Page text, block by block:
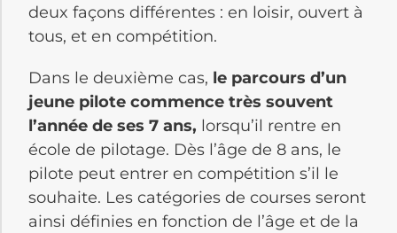
deux façons différentes : en loisir, ouvert à
tous, et en compétition.
Dans le deuxième cas, le parcours d’un
jeune pilote commence très souvent
l’année de ses 7 ans, lorsqu’il rentre en
école de pilotage. Dès l’âge de 8 ans, le
pilote peut entrer en compétition s’il le
souhaite. Les catégories de courses seront
ainsi définies en fonction de l’âge et de la